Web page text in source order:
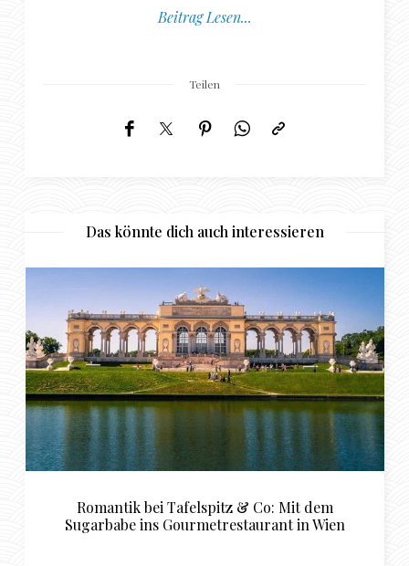
Beitrag Lesen...
Teilen
Das könnte dich auch interessieren
Tipps für das perfekte Sugardaddy
Schwerin